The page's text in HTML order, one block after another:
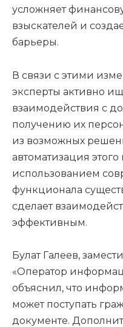
усложняет
взыскателей и
барьеры.
В связи с этими
эксперты активно
взаимодействия с
получению их
из возможных
автоматизация
использованием
функционала
сделает
эффективным.
Булат Галеев,
«Оператор
объяснил, что
может поступать
документе.